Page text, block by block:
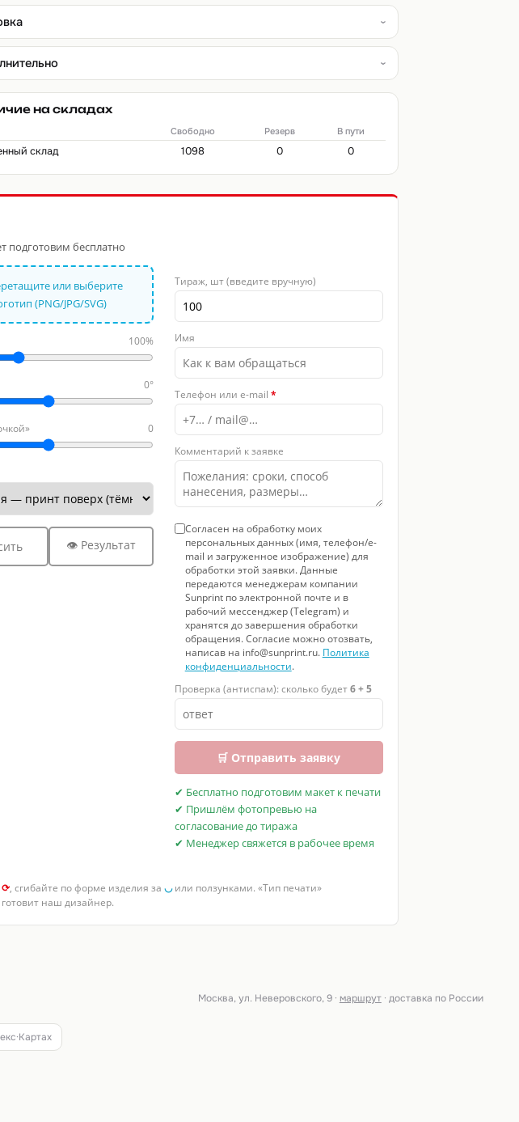
на складах
Свободно Резерв В пути
склад 1098 0 0
подготовим бесплатно
или выберите
(PNG/JPG/SVG)
100%
0°
0
👁 Результат
Тираж, шт (введите вручную)
Имя
Телефон или e-mail *
Комментарий к заявке
Согласен на обработку моих
персональных данных (имя, телефон/e-
mail и загруженное изображение) для
обработки этой заявки. Данные
передаются менеджерам компании
Sunprint по электронной почте и в
рабочий мессенджер (Telegram) и
хранятся до завершения обработки
обращения. Согласие можно отозвать,
написав на info@sunprint.ru. Политика
конфиденциальности.
Проверка (антиспам): сколько будет6 + 5
🛒 Отправить заявку
✔ Бесплатно подготовим макет к печати
✔ Пришлём фотопревью на
согласование до тиража
✔ Менеджер свяжется в рабочее время
⟳, сгибайте по форме изделия за ◡или ползунками. «Тип печати»
наш дизайнер.
Москва, ул. Неверовского, 9 · маршрут· доставка по России